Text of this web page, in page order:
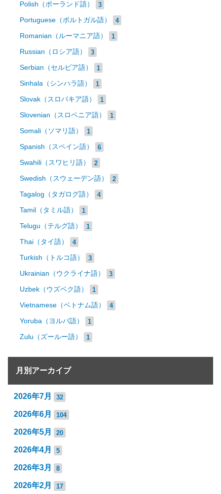
Polish（ポーランド語） 3
Portuguese（ポルトガル語） 4
Romanian（ルーマニア語） 1
Russian（ロシア語） 3
Serbian（セルビア語） 1
Sinhala（シンハラ語） 1
Slovak（スロバキア語） 1
Slovenian（スロベニア語） 1
Somali（ソマリ語） 1
Spanish（スペイン語） 6
Swahili（スワヒリ語） 2
Swedish（スウェーデン語） 2
Tagalog（タガログ語） 4
Tamil（タミル語） 1
Telugu（テルグ語） 1
Thai（タイ語） 4
Turkish（トルコ語） 3
Ukrainian（ウクライナ語） 3
Uzbek（ウズベク語） 1
Vietnamese（ベトナム語） 4
Yoruba（ヨルバ語） 1
Zulu（ズールー語） 1
月別アーカイブ
2026年7月 32
2026年6月 104
2026年5月 20
2026年4月 5
2026年3月 8
2026年2月 17